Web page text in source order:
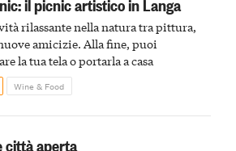
il picnic artistico in Langa
rilassante nella natura tra pittura,
amicizie. Alla fine, puoi
la tua tela o portarla a casa
Wine & Food
città aperta